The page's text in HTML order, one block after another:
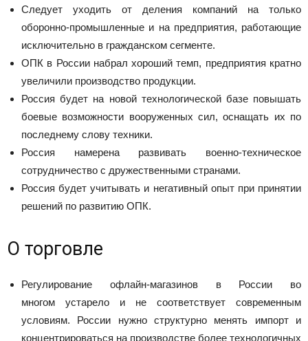
Следует уходить от деления компаний на только
оборонно-промышленные и на предприятия, работающие
исключительно в гражданском сегменте.
ОПК в России набрал хороший темп, предприятия кратно
увеличили производство продукции.
Россия будет на новой технологической базе повышать
боевые возможности вооруженных сил, оснащать их по
последнему слову техники.
Россия намерена развивать военно-техническое
сотрудничество с дружественными странами.
Россия будет учитывать и негативный опыт при принятии
решений по развитию ОПК.
О торговле
Регулирование офлайн-магазинов в России во
многом устарело и не соответствует современным
условиям. России нужно структурно менять импорт и
концентрироваться на производстве более технологичных